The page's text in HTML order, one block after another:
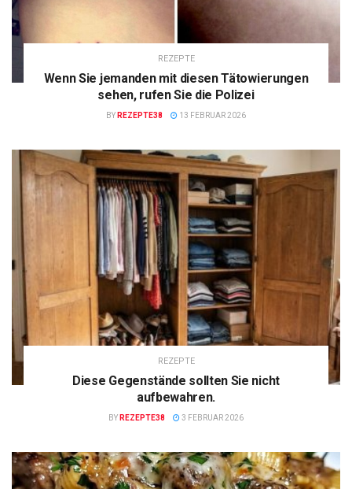
REZEPTE
Wenn Sie jemanden mit diesen Tätowierungen
sehen, rufen Sie die Polizei
BY REZEPTE38 13 FEBRUAR 2026
REZEPTE
Diese Gegenstände sollten Sie nicht
aufbewahren.
BY REZEPTE38 3 FEBRUAR 2026